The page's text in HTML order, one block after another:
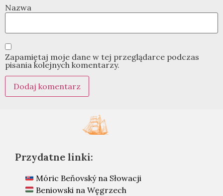
Nazwa
Zapamiętaj moje dane w tej przeglądarce podczas
pisania kolejnych komentarzy.
Przydatne linki:
Móric Beňovský na Słowacji
Beniowski na Węgrzech